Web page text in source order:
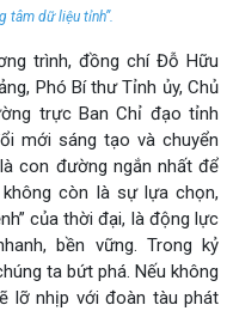
tâm dữ liệu tỉnh”.
trình, đồng chí Đỗ Hữu
Phó Bí thư Tỉnh ủy, Chủ
trực Ban Chỉ đạo tỉnh
mới sáng tạo và chuyển
con đường ngắn nhất để
còn là sự lựa chọn,
của thời đại, là động lực
bền vững. Trong kỷ
ta bứt phá. Nếu không
lỡ nhịp với đoàn tàu phát